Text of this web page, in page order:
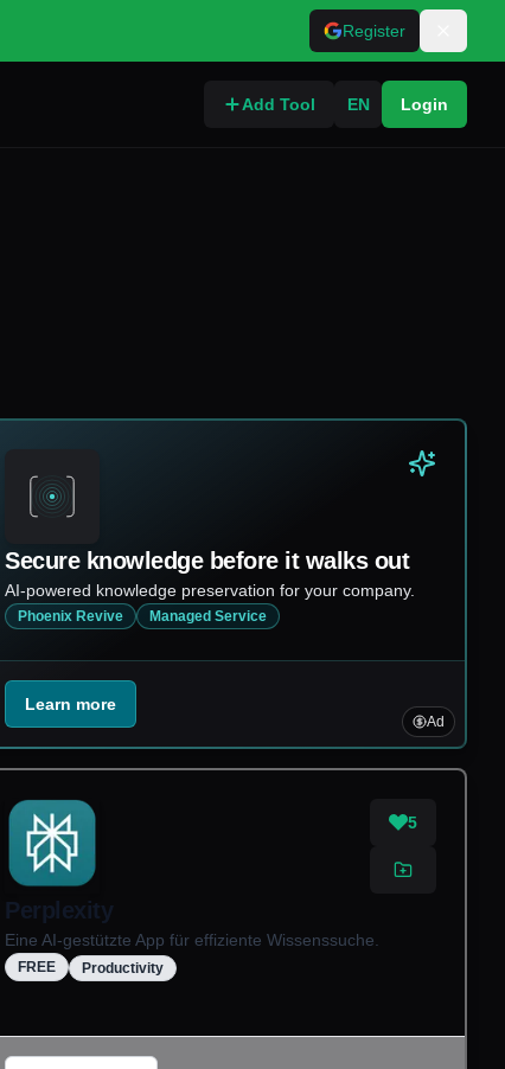
Register
Add Tool EN Login
Secure knowledge before it walks out
AI-powered knowledge preservation for your company.
Phoenix Revive Managed Service
Learn more
Ad
5
Perplexity
Eine AI-gestützte App für effiziente Wissenssuche.
FREE Productivity